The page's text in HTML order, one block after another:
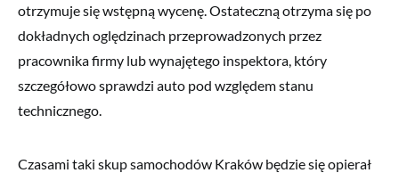
otrzymuje się wstępną wycenę. Ostateczną otrzyma się po
dokładnych oględzinach przeprowadzonych przez
pracownika firmy lub wynajętego inspektora, który
szczegółowo sprawdzi auto pod względem stanu
technicznego.
Czasami taki skup samochodów Kraków będzie się opierał